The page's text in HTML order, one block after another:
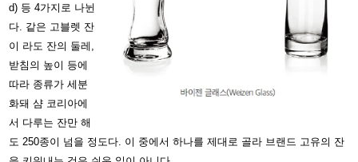
d) 등 4가지로 나뉜
다. 같은 고블렛 잔
이 라도 잔의 둘레,
받침의 높이 등에
따라 종류가 세분
화돼 샴 코리아에
서 다루는 잔만 해
도 250종이 넘을 정도다. 이 중에서 하나를 제대로 골라 브랜드 고유의 잔